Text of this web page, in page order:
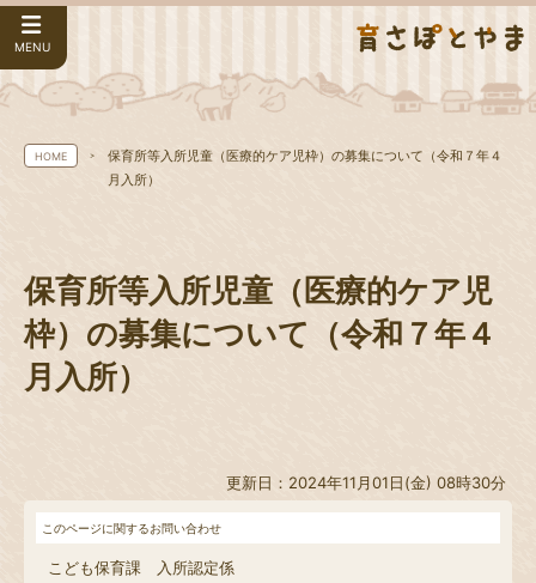
MENU
HOME
保育所等入所児童（医療的ケア児枠）の募集について（令和７年４
月入所）
保育所等入所児童（医療的ケア児
枠）の募集について（令和７年４
月入所）
更新日：2024年11月01日(金) 08時30分
このページに関するお問い合わせ
こども保育課 入所認定係